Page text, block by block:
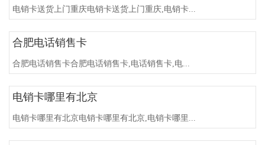
电销卡送货上门重庆电销卡送货上门重庆,电销卡...
合肥电话销售卡
合肥电话销售卡合肥电话销售卡,电话销售卡,电...
电销卡哪里有北京
电销卡哪里有北京电销卡哪里有北京,电销卡哪里...